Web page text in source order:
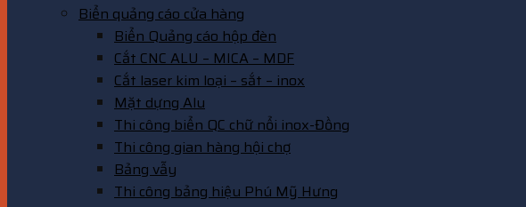
Biển quảng cáo cửa hàng
Biển Quảng cáo hộp đèn
Cắt CNC ALU – MICA – MDF
Cắt laser kim loại – sắt – inox
Mặt dựng Alu
Thi công biển QC chữ nổi inox-Đồng
Thi công gian hàng hội chợ
Bảng vẫy
Thi công bảng hiệu Phú Mỹ Hưng